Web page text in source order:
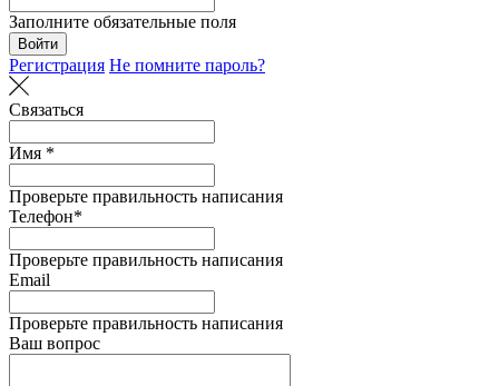
Заполните обязательные поля
Войти
Регистрация Не помните пароль?
Связаться
Имя *
Проверьте правильность написания
Телефон*
Проверьте правильность написания
Email
Проверьте правильность написания
Ваш вопрос